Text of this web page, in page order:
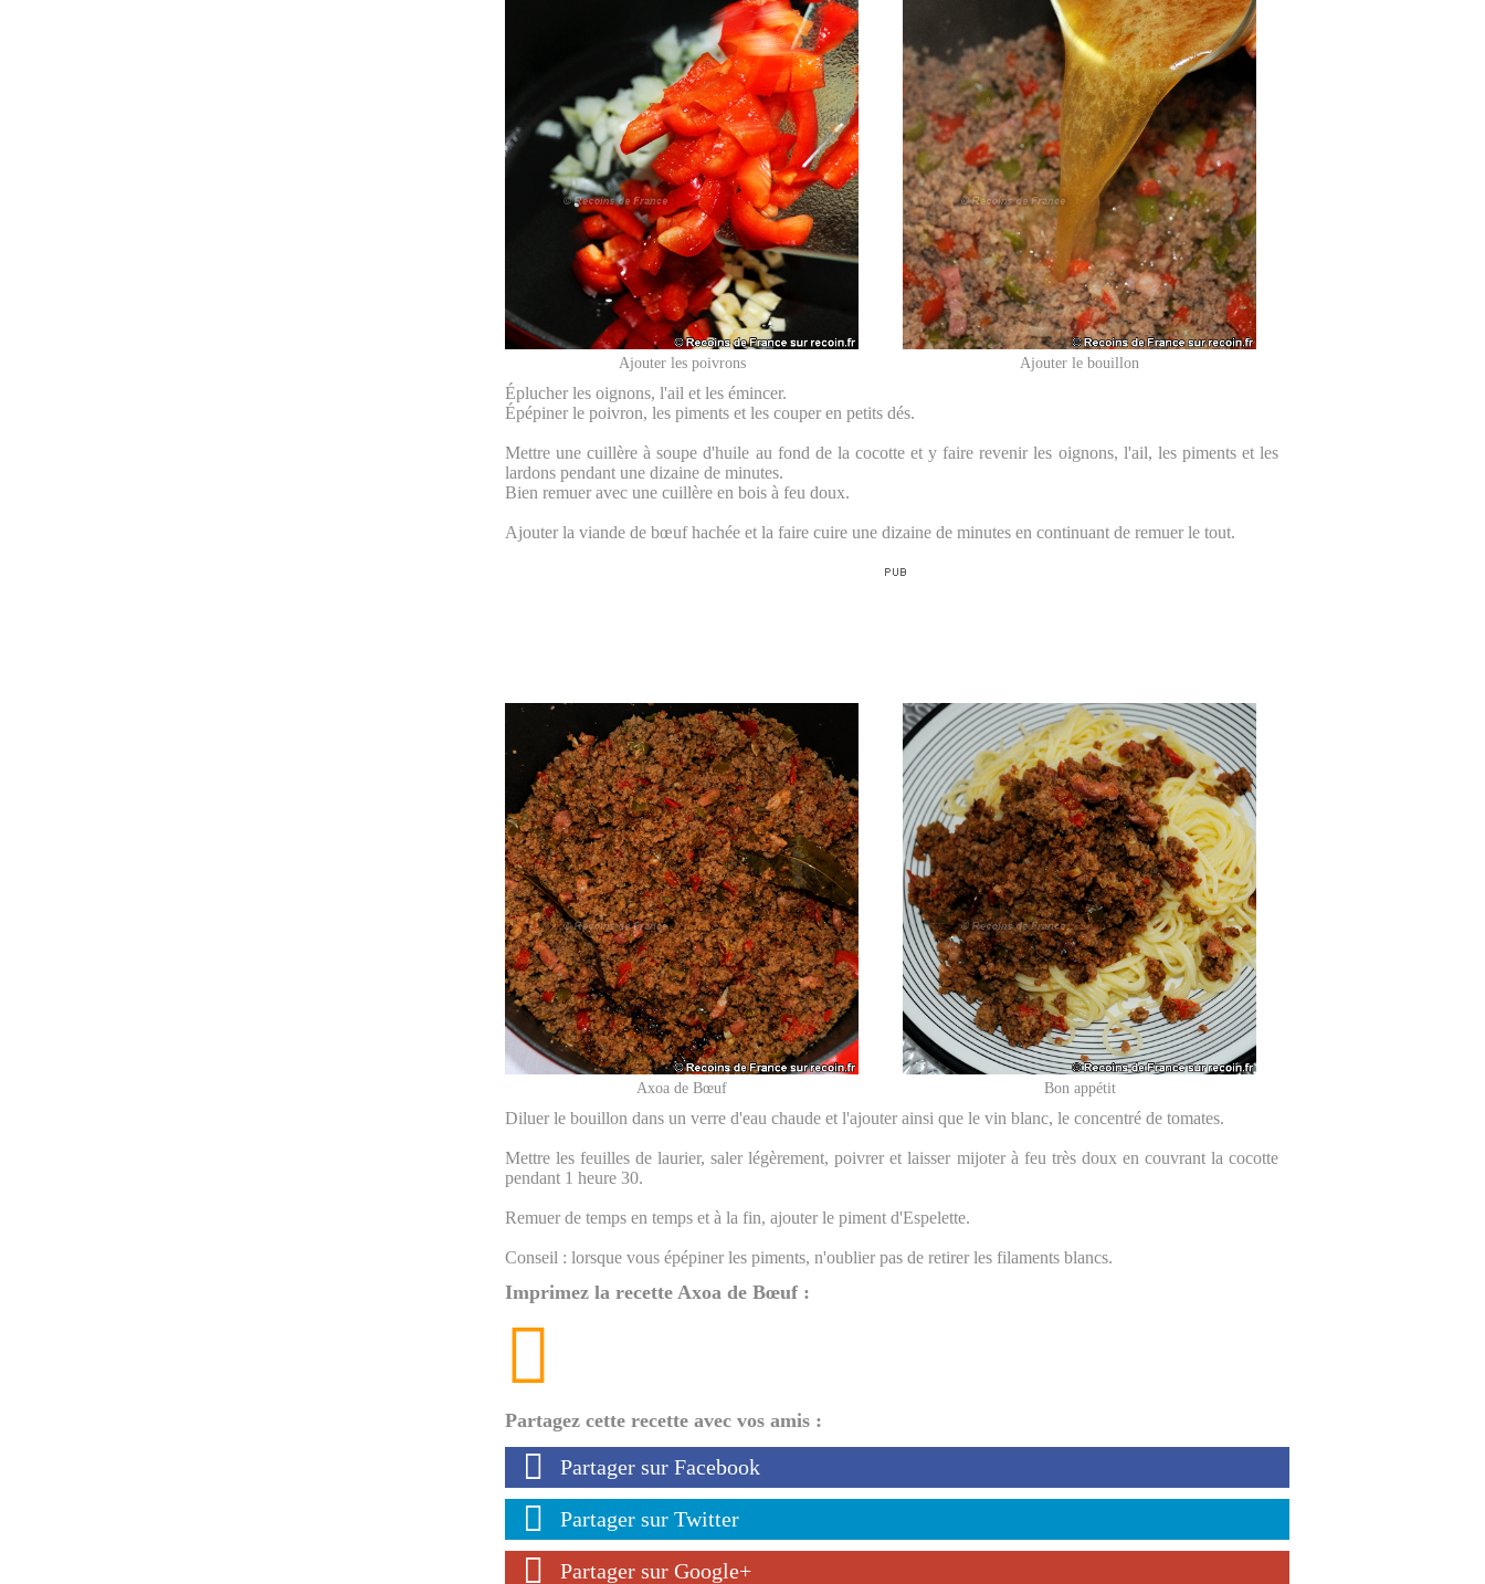
Ajouter les poivrons Ajouter le bouillon
Éplucher les oignons, l'ail et les émincer.
Épépiner le poivron, les piments et les couper en petits dés.
Mettre une cuillère à soupe d'huile au fond de la cocotte et y faire revenir les oignons, l'ail, les piments et les
lardons pendant une dizaine de minutes.
Bien remuer avec une cuillère en bois à feu doux.
Ajouter la viande de bœuf hachée et la faire cuire une dizaine de minutes en continuant de remuer le tout.
Axoa de Bœuf Bon appétit
Diluer le bouillon dans un verre d'eau chaude et l'ajouter ainsi que le vin blanc, le concentré de tomates.
Mettre les feuilles de laurier, saler légèrement, poivrer et laisser mijoter à feu très doux en couvrant la cocotte
pendant 1 heure 30.
Remuer de temps en temps et à la fin, ajouter le piment d'Espelette.
Conseil : lorsque vous épépiner les piments, n'oublier pas de retirer les filaments blancs.
Imprimez la recette Axoa de Bœuf :
Partagez cette recette avec vos amis :
Partager sur Facebook
Partager sur Twitter
Partager sur Google+